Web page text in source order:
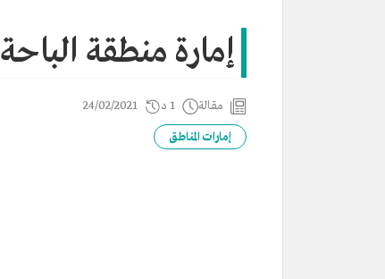
إمارة منطقة الباحة
مقالة 1 د 24/02/2021
إمارات المناطق